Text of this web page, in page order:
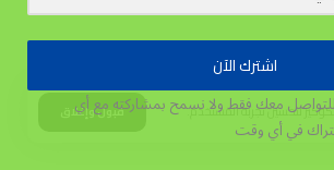
لتحسين تجربة المستخدم. قبول وإغلاق
اشترك الآن
معك فقط ولا نسمح بمشاركته مع أي
في أي وقت